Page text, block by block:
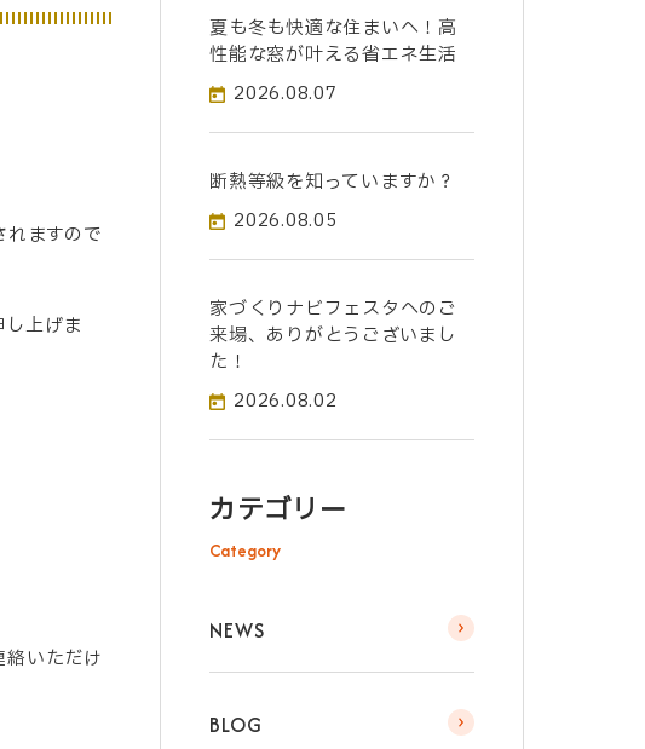
ますので
上げま
いただけ
夏も冬も快適な住まいへ！高
性能な窓が叶える省エネ生活
2026.08.07
断熱等級を知っていますか？
2026.08.05
家づくりナビフェスタへのご
来場、ありがとうございまし
た！
2026.08.02
カテゴリー
Category
NEWS
BLOG